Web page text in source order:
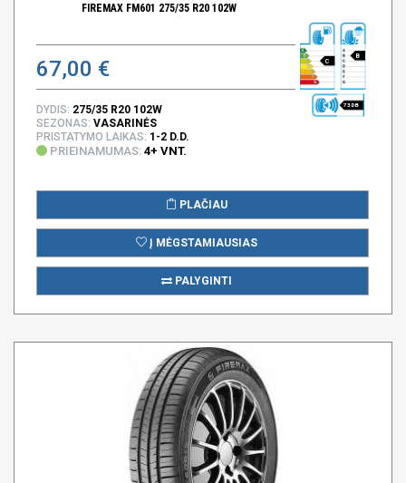
FIREMAX FM601 275/35 R20 102W
67,00 € C
B
73 DB
DYDIS: 275/35 R20 102W
SEZONAS: VASARINĖS
PRISTATYMO LAIKAS: 1-2 D.D.
PRIEINAMUMAS: 4+ VNT.
PLAČIAU
Į MĖGSTAMIAUSIAS
PALYGINTI